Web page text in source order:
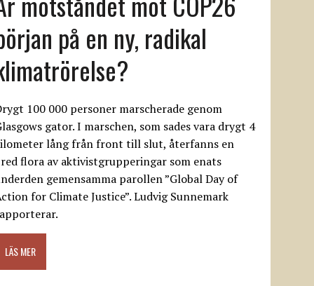
på en ny, radikal
100 000 personer marscherade genom
gator. I marschen, som sades vara drygt 4
lång från front till slut, återfanns en
flora av aktivistgrupperingar som enats
gemensamma parollen ”Global Day of
for Climate Justice”. Ludvig Sunnemark
LÄS MER